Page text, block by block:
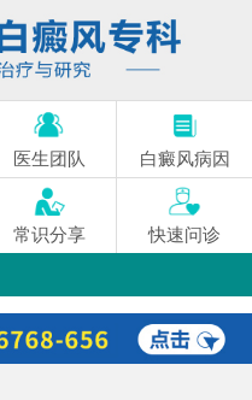
医生团队 白癜风病因
常识分享 快速问诊
癜风要多少钱>